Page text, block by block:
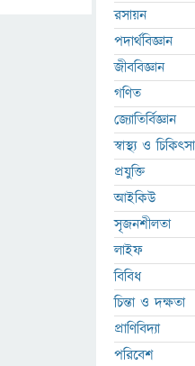
রসায়ন
পদার্থবিজ্ঞান
জীববিজ্ঞান
গণিত
জ্যোতির্বিজ্ঞান
স্বাস্থ্য ও চিকিৎসা
প্রযুক্তি
আইকিউ
সৃজনশীলতা
লাইফ
বিবিধ
চিন্তা ও দক্ষতা
প্রাণিবিদ্যা
পরিবেশ